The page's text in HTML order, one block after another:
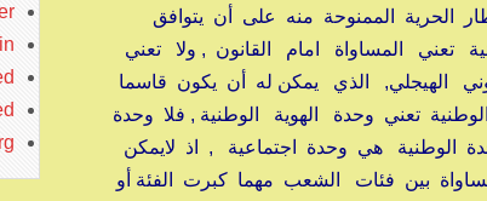
الحرية الممنوحة منه على أن يتوافق
تعني المساواة امام القانون , ولا تعني
الهيجلي, الذي يمكن له أن يكون قاسما
تعني وحدة الهوية الوطنية , فلا وحدة
الوطنية هي وحدة اجتماعية , اذ لايمكن
بين فئات الشعب مهما كبرت الفئة أو